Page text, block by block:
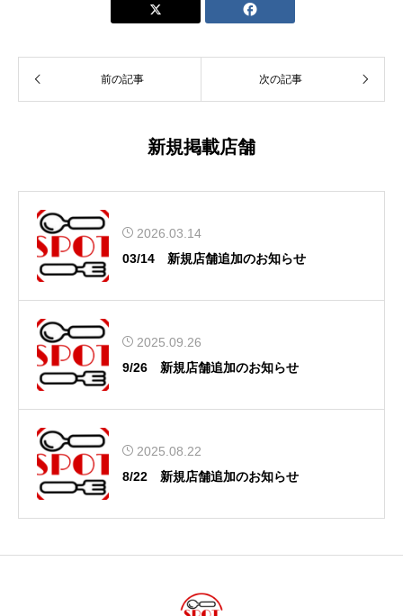
 
前の記事 次の記事
新規掲載店舗
2026.03.14
03/14 新規店舗追加のお知らせ
2025.09.26
9/26 新規店舗追加のお知らせ
2025.08.22
8/22 新規店舗追加のお知らせ